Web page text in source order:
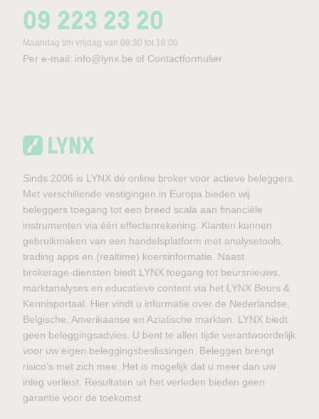
09 223 23 20
Maandag t/m vrijdag van 08:30 tot 18:00
Per e-mail: info@lynx.be of Contactformulier
Sinds 2006 is LYNX dé online broker voor actieve beleggers.
Met verschillende vestigingen in Europa bieden wij
beleggers toegang tot een breed scala aan financiële
instrumenten via één effectenrekening. Klanten kunnen
gebruikmaken van een handelsplatform met analysetools,
trading apps en (realtime) koersinformatie. Naast
brokerage-diensten biedt LYNX toegang tot beursnieuws,
marktanalyses en educatieve content via het LYNX Beurs &
Kennisportaal. Hier vindt u informatie over de Nederlandse,
Belgische, Amerikaanse en Aziatische markten. LYNX biedt
geen beleggingsadvies. U bent te allen tijde verantwoordelijk
voor uw eigen beleggingsbeslissingen. Beleggen brengt
risico’s met zich mee. Het is mogelijk dat u meer dan uw
inleg verliest. Resultaten uit het verleden bieden geen
garantie voor de toekomst.